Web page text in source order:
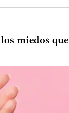
miedos que